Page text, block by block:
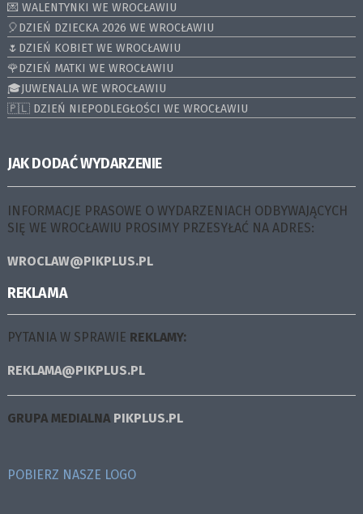
💌 WALENTYNKI WE WROCŁAWIU
🎈DZIEŃ DZIECKA 2026 WE WROCŁAWIU
🌷DZIEŃ KOBIET WE WROCŁAWIU
🌹DZIEŃ MATKI WE WROCŁAWIU
🎓JUWENALIA WE WROCŁAWIU
🇵🇱 DZIEŃ NIEPODLEGŁOŚCI WE WROCŁAWIU
JAK DODAĆ WYDARZENIE
INFORMACJE PRASOWE O WYDARZENIACH ODBYWAJĄCYCH
SIĘ WE WROCŁAWIU PROSIMY PRZESYŁAĆ NA ADRES:
WROCLAW@PIKPLUS.PL
REKLAMA
PYTANIA W SPRAWIE REKLAMY:
REKLAMA@PIKPLUS.PL
GRUPA MEDIALNA PIKPLUS.PL
POBIERZ NASZE LOGO